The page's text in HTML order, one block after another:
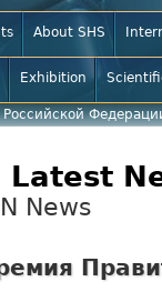
About SHS
Exhibition
Latest
News